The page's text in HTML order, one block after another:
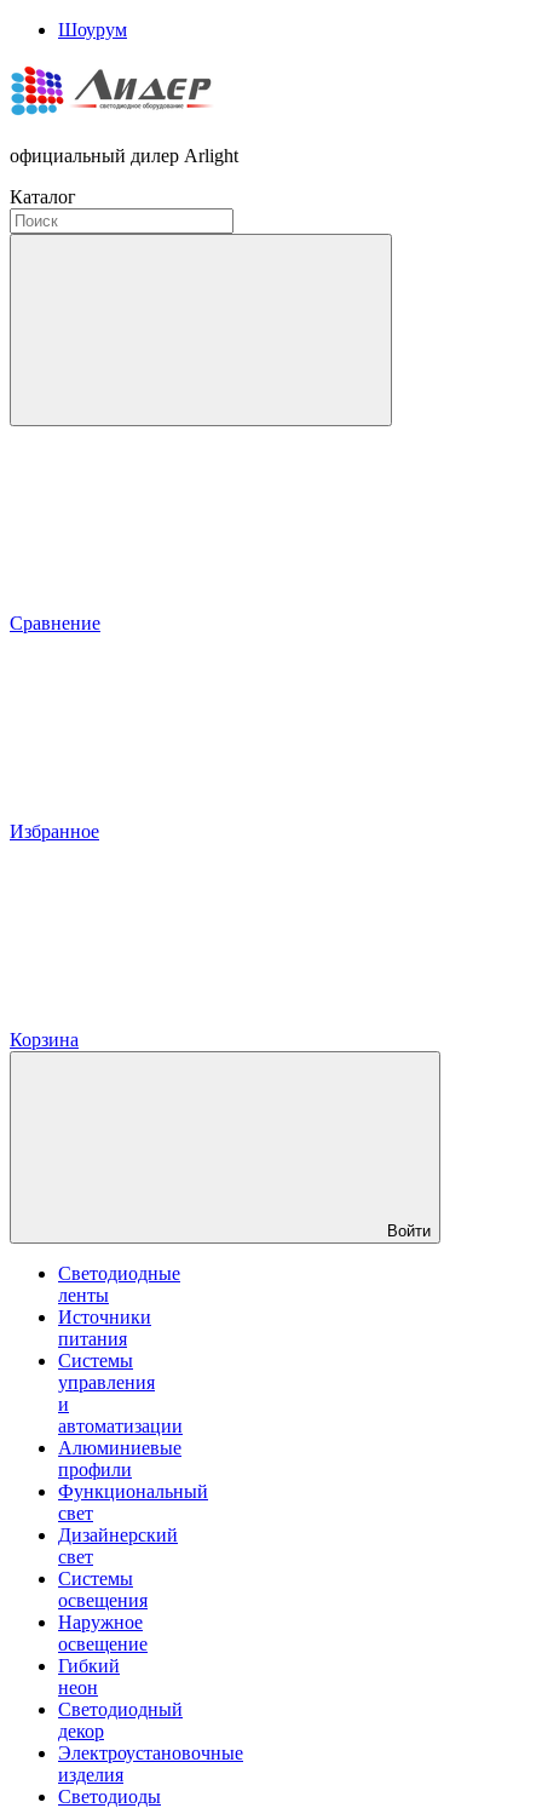
Шоурум
официальный дилер Arlight
Каталог
Сравнение
Избранное
Корзина
Войти
Светодиодные
ленты
Источники
питания
Системы
управления
и
автоматизации
Алюминиевые
профили
Функциональный
свет
Дизайнерский
свет
Системы
освещения
Наружное
освещение
Гибкий
неон
Светодиодный
декор
Электроустановочные
изделия
Светодиоды